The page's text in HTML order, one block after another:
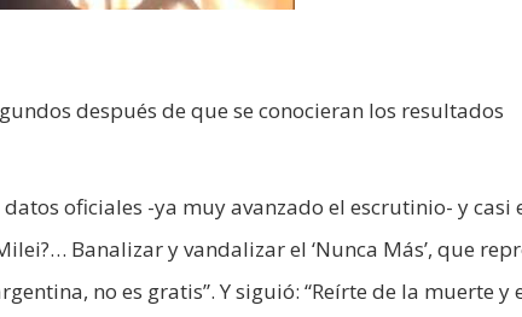
después de que se conocieran los resultados
oficiales -ya muy avanzado el escrutinio- y casi
Banalizar y vandalizar el ‘Nunca Más’, que
no es gratis”. Y siguió: “Reírte de la muerte y